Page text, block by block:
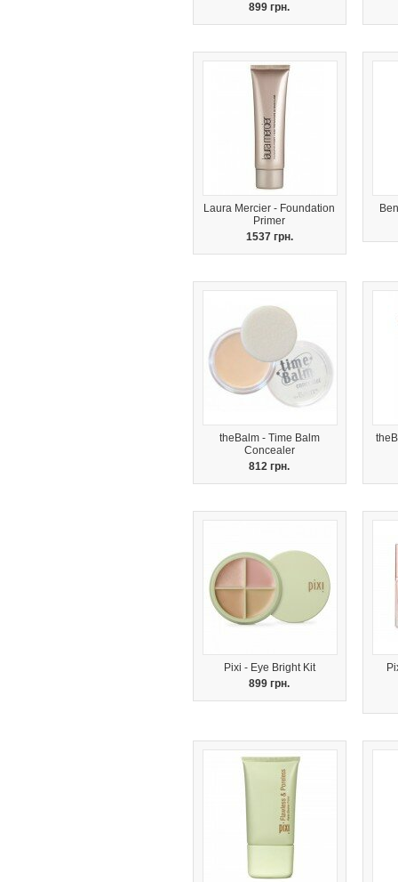
899 грн.
Laura Mercier - Foundation
Primer
1537 грн.
theBalm - Time Balm
Concealer
812 грн.
Pixi - Eye Bright Kit
899 грн.